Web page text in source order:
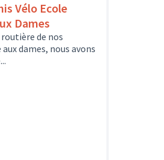
Vélo Ecole
Dames
de nos
dames, nous avons